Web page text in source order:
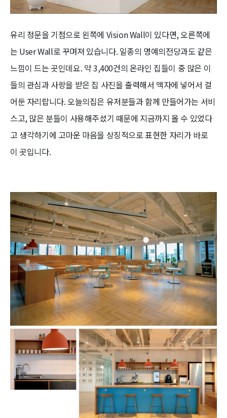
유리 정문을 기점으로 왼쪽에 Vision Wall이 있다면, 오른쪽에
는 User Wall로 꾸며져 있습니다. 일종의 명예의전당과도 같은
느낌이 드는 곳인데요. 약 3,400건의 온라인 집들이 중 많은 이
들의 관심과 사랑을 받은 집 사진을 출력해서 액자에 넣어서 걸
어둔 자리랍니다. 오늘의집은 유저분들과 함께 만들어가는 서비
스고, 많은 분들이 사용해주셨기 때문에 지금까지 올 수 있었다
고 생각하기에 고마운 마음을 상징적으로 표현한 자리가 바로
이 곳입니다.